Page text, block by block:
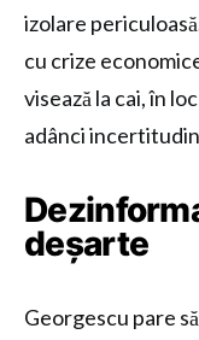
izolare
cu crize
visează la cai, în
adânci
deșarte
Georgescu pare